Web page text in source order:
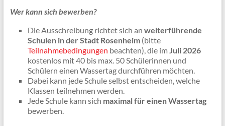
Wer kann sich bewerben?
Die Ausschreibung richtet sich an weiterführende
Schulen in der Stadt Rosenheim(bitte
Teilnahmebedingungen beachten), die imJuli 2026
kostenlos mit 40 bis max. 50 Schülerinnen und
Schülern einen Wassertag durchführen möchten.
Dabei kann jede Schule selbst entscheiden, welche
Klassen teilnehmen werden.
Jede Schule kann sich maximal für einen Wassertag
bewerben.